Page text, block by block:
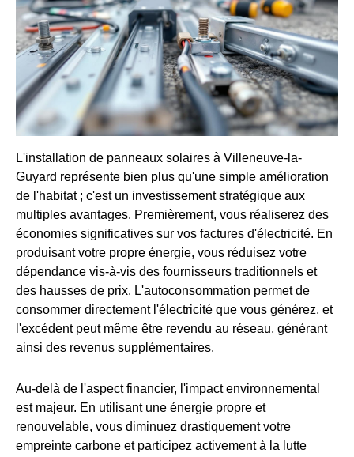
L'installation de panneaux solaires à Villeneuve-la-
Guyard représente bien plus qu'une simple amélioration
de l'habitat ; c'est un investissement stratégique aux
multiples avantages. Premièrement, vous réaliserez des
économies significatives sur vos factures d'électricité. En
produisant votre propre énergie, vous réduisez votre
dépendance vis-à-vis des fournisseurs traditionnels et
des hausses de prix. L'autoconsommation permet de
consommer directement l'électricité que vous générez, et
l'excédent peut même être revendu au réseau, générant
ainsi des revenus supplémentaires.
Au-delà de l'aspect financier, l'impact environnemental
est majeur. En utilisant une énergie propre et
renouvelable, vous diminuez drastiquement votre
empreinte carbone et participez activement à la lutte